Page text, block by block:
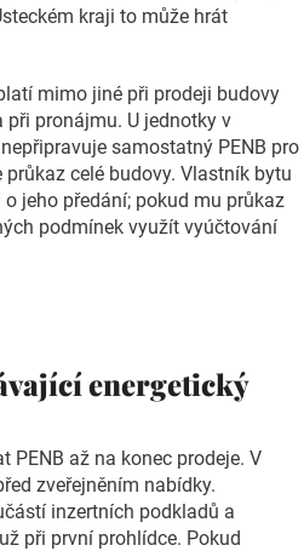
kraji to může hrát
mimo jiné při prodeji budovy
při pronájmu. U jednotky v
samostatný PENB pro
celé budovy. Vlastník bytu
jeho předání; pokud mu průkaz
podmínek využít vyúčtování
energetický
PENB až na konec prodeje. V
zveřejněním nabídky.
inzertních podkladů a
při první prohlídce. Pokud